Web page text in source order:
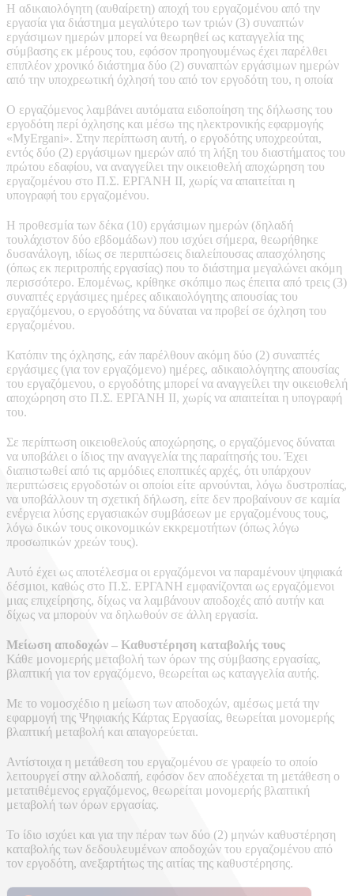
Η αδικαιολόγητη (αυθαίρετη) αποχή του εργαζομένου από την
εργασία για διάστημα μεγαλύτερο των τριών (3) συναπτών
εργάσιμων ημερών μπορεί να θεωρηθεί ως καταγγελία της
σύμβασης εκ μέρους του, εφόσον προηγουμένως έχει παρέλθει
επιπλέον χρονικό διάστημα δύο (2) συναπτών εργάσιμων ημερών
από την υποχρεωτική όχλησή του από τον εργοδότη του, η οποία
Ο εργαζόμενος λαμβάνει αυτόματα ειδοποίηση της δήλωσης του
εργοδότη περί όχλησης και μέσω της ηλεκτρονικής εφαρμογής
«MyErgani». Στην περίπτωση αυτή, ο εργοδότης υποχρεούται,
εντός δύο (2) εργάσιμων ημερών από τη λήξη του διαστήματος του
πρώτου εδαφίου, να αναγγείλει την οικειοθελή αποχώρηση του
εργαζομένου στο Π.Σ. ΕΡΓΑΝΗ ΙΙ, χωρίς να απαιτείται η
υπογραφή του εργαζομένου.
Η προθεσμία των δέκα (10) εργάσιμων ημερών (δηλαδή
τουλάχιστον δύο εβδομάδων) που ισχύει σήμερα, θεωρήθηκε
δυσανάλογη, ιδίως σε περιπτώσεις διαλείπουσας απασχόλησης
(όπως εκ περιτροπής εργασίας) που το διάστημα μεγαλώνει ακόμη
περισσότερο. Επομένως, κρίθηκε σκόπιμο πως έπειτα από τρεις (3)
συναπτές εργάσιμες ημέρες αδικαιολόγητης απουσίας του
εργαζόμενου, ο εργοδότης να δύναται να προβεί σε όχληση του
εργαζομένου.
Κατόπιν της όχλησης, εάν παρέλθουν ακόμη δύο (2) συναπτές
εργάσιμες (για τον εργαζόμενο) ημέρες, αδικαιολόγητης απουσίας
του εργαζόμενου, ο εργοδότης μπορεί να αναγγείλει την οικειοθελή
αποχώρηση στο Π.Σ. ΕΡΓΑΝΗ ΙΙ, χωρίς να απαιτείται η υπογραφή
του.
Σε περίπτωση οικειοθελούς αποχώρησης, ο εργαζόμενος δύναται
να υποβάλει ο ίδιος την αναγγελία της παραίτησής του. Έχει
διαπιστωθεί από τις αρμόδιες εποπτικές αρχές, ότι υπάρχουν
περιπτώσεις εργοδοτών οι οποίοι είτε αρνούνται, λόγω δυστροπίας,
να υποβάλλουν τη σχετική δήλωση, είτε δεν προβαίνουν σε καμία
ενέργεια λύσης εργασιακών συμβάσεων με εργαζομένους τους,
λόγω δικών τους οικονομικών εκκρεμοτήτων (όπως λόγω
προσωπικών χρεών τους).
Αυτό έχει ως αποτέλεσμα οι εργαζόμενοι να παραμένουν ψηφιακά
δέσμιοι, καθώς στο Π.Σ. ΕΡΓΑΝΗ εμφανίζονται ως εργαζόμενοι
μιας επιχείρησης, δίχως να λαμβάνουν αποδοχές από αυτήν και
δίχως να μπορούν να δηλωθούν σε άλλη εργασία.
Μείωση αποδοχών – Καθυστέρηση καταβολής τους
Κάθε μονομερής μεταβολή των όρων της σύμβασης εργασίας,
βλαπτική για τον εργαζόμενο, θεωρείται ως καταγγελία αυτής.
Με το νομοσχέδιο η μείωση των αποδοχών, αμέσως μετά την
εφαρμογή της Ψηφιακής Κάρτας Εργασίας, θεωρείται μονομερής
βλαπτική μεταβολή και απαγορεύεται.
Αντίστοιχα η μετάθεση του εργαζομένου σε γραφείο το οποίο
λειτουργεί στην αλλοδαπή, εφόσον δεν αποδέχεται τη μετάθεση ο
μετατιθέμενος εργαζόμενος, θεωρείται μονομερής βλαπτική
μεταβολή των όρων εργασίας.
Το ίδιο ισχύει και για την πέραν των δύο (2) μηνών καθυστέρηση
καταβολής των δεδουλευμένων αποδοχών του εργαζομένου από
τον εργοδότη, ανεξαρτήτως της αιτίας της καθυστέρησης.